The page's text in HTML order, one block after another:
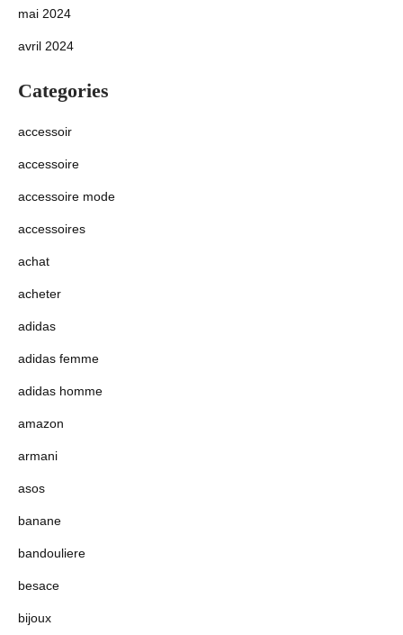
mai 2024
avril 2024
Categories
accessoir
accessoire
accessoire mode
accessoires
achat
acheter
adidas
adidas femme
adidas homme
amazon
armani
asos
banane
bandouliere
besace
bijoux